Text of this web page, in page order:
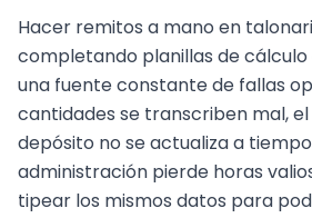
Hacer remitos a mano en talonarios de papel o
completando planillas de cálculo
una fuente constante de fallas
cantidades se transcriben mal,
depósito no se actualiza a
administración pierde horas
tipear los mismos datos para